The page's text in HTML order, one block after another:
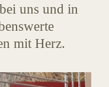
uns und in
mit Herz.